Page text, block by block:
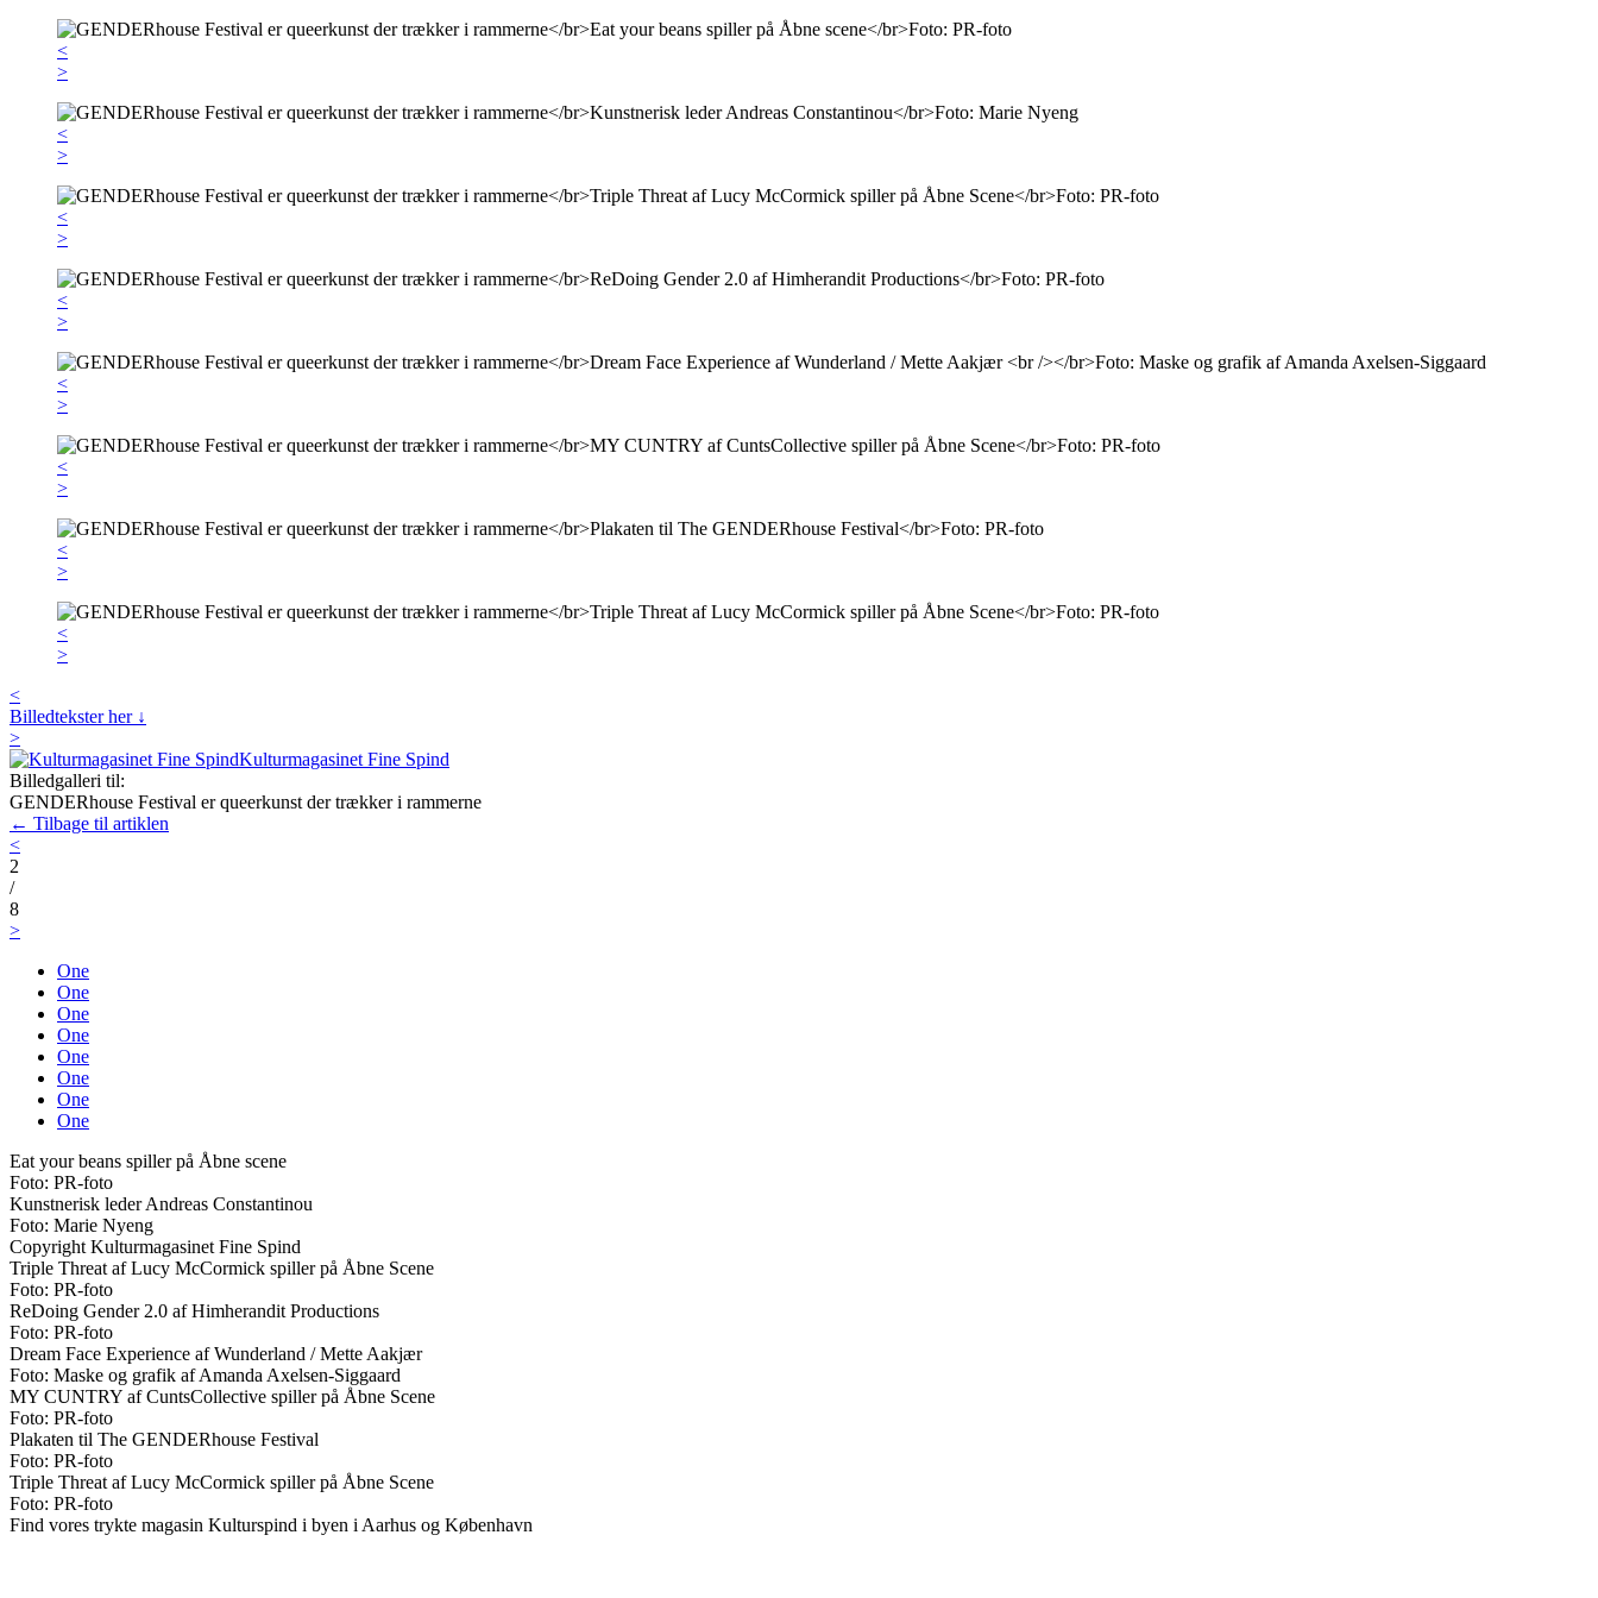
<
>
<
>
<
>
<
>
<
>
<
>
<
>
<
>
<
Billedtekster her ↓
>
Kulturmagasinet Fine Spind
Billedgalleri til:
GENDERhouse Festival er queerkunst der trækker i rammerne
← Tilbage til artiklen
<
2
/
8
>
One
One
One
One
One
One
One
One
Eat your beans spiller på Åbne scene
Foto: PR-foto
Kunstnerisk leder Andreas Constantinou
Foto: Marie Nyeng
Copyright Kulturmagasinet Fine Spind
Triple Threat af Lucy McCormick spiller på Åbne Scene
Foto: PR-foto
ReDoing Gender 2.0 af Himherandit Productions
Foto: PR-foto
Dream Face Experience af Wunderland / Mette Aakjær
Foto: Maske og grafik af Amanda Axelsen-Siggaard
MY CUNTRY af CuntsCollective spiller på Åbne Scene
Foto: PR-foto
Plakaten til The GENDERhouse Festival
Foto: PR-foto
Triple Threat af Lucy McCormick spiller på Åbne Scene
Foto: PR-foto
Find vores trykte magasin Kulturspind i byen i Aarhus og København